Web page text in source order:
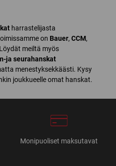
harrastelijasta
on Bauer, CCM,
meiltä myös
ja seurahanskat
menestyksekkäästi. Kysy
joukkueelle omat hanskat.
Monipuoliset maksutavat